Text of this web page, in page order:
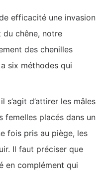
efficacité une invasion
du chêne, notre
des chenilles
six méthodes qui
s’agit d’attirer les mâles
femelles placés dans un
fois pris au piège, les
Il faut préciser que
en complément qui